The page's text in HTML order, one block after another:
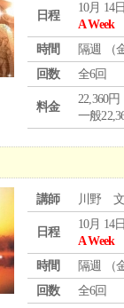
日程
10月 14
A Week
時間
隔週 （
回数
全6回
料金
22,360円
一般
講師 川野
日程
10月 14
A Week
時間
隔週 （
回数
全6回